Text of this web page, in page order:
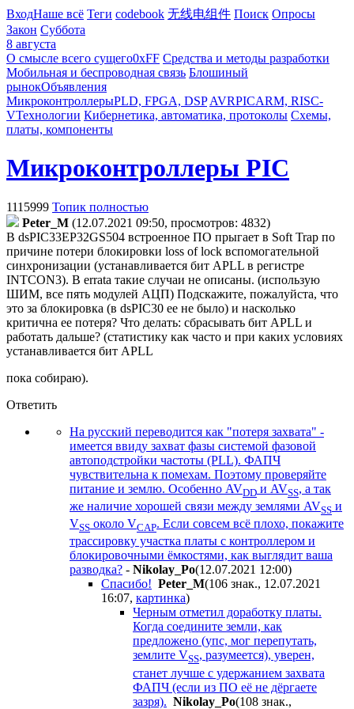
ВходНаше всё Теги codebook 无线电组件 Поиск Опросы
Закон Суббота
8 августа
О смысле всего сущего0xFF Средства и методы разработки
Мобильная и беспроводная связь Блошиный
рынокОбъявления
МикроконтроллерыPLD, FPGA, DSP AVRPICARM, RISC-
VТехнологии Кибернетика, автоматика, протоколы Схемы,
платы, компоненты
Микроконтроллеры PIC
1115999 Топик полностью
Peter_M (12.07.2021 09:50, просмотров: 4832)
В dsPIC33EP32GS504 встроенное ПО прыгает в Soft Trap по
причине потери блокировки loss of lock вспомогательной
синхронизации (устанавливается бит APLL в регистре
INTCON3). В errata такие случаи не описаны. (использую
ШИМ, все пять модулей АЦП) Подскажите, пожалуйста, что
это за блокировка (в dsPIC30 ее не было) и насколько
критична ее потеря? Что делать: сбрасывать бит APLL и
работать дальше? (статистику как часто и при каких условиях
устанавливается бит APLL
пока собираю).
Ответить
На русский переводится как "потеря захвата" -
имеется ввиду захват фазы системой фазовой
автоподстройки частоты (PLL). ФАПЧ
чувствительна к помехам. Поэтому проверяйте
питание и землю. Особенно AVDD и AVSS, а так
же наличие хорошей связи между землями AVSS и
VSS около VCAP. Если совсем всё плохо, покажите
трассировку участка платы с контроллером и
блокировочными ёмкостями, как выглядит ваша
разводка? - Nikolay_Po(12.07.2021 12:00)
Спасибо! Peter_M(106 знак., 12.07.2021
16:07, картинка)
Черным отметил доработку платы.
Когда соедините земли, как
предложено (упс, мог перепутать,
землите VSS, разумеется), уверен,
станет лучше с удержанием захвата
ФАПЧ (если из ПО её не дёргаете
зазря). Nikolay_Po(108 знак.,